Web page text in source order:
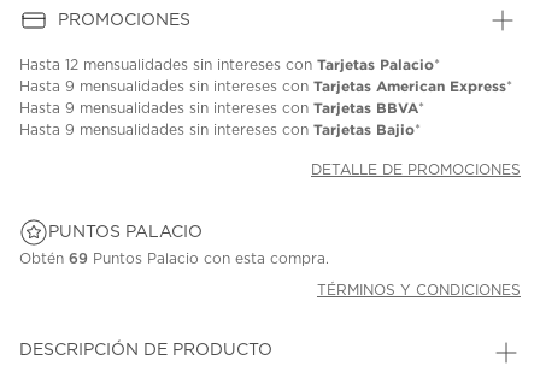
PROMOCIONES
Hasta 12 mensualidades sin intereses con Tarjetas Palacio*
Hasta 9 mensualidades sin intereses con Tarjetas American Express*
Hasta 9 mensualidades sin intereses con Tarjetas BBVA*
Hasta 9 mensualidades sin intereses con Tarjetas Bajio*
DETALLE DE PROMOCIONES
PUNTOS PALACIO
Obtén 69 Puntos Palacio con esta compra.
TÉRMINOS Y CONDICIONES
DESCRIPCIÓN DE PRODUCTO